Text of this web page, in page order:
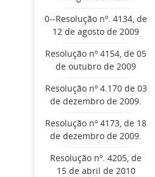
0--Resolução nº. 4134, de
12 de agosto de 2009
Resolução nº 4154, de 05
de outubro de 2009
Resolução nº 4.170 de 03
de dezembro de 2009.
Resolução nº 4173, de 18
de dezembro de 2009.
Resolução nº. 4205, de
15 de abril de 2010